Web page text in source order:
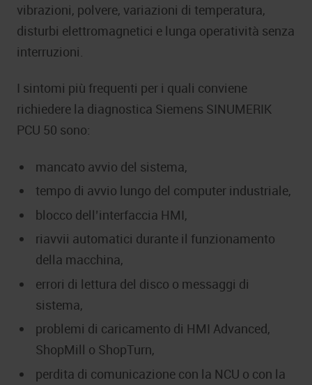
vibrazioni, polvere, variazioni di temperatura,
disturbi elettromagnetici e lunga operatività senza
interruzioni.
I sintomi più frequenti per i quali conviene
richiedere la diagnostica Siemens SINUMERIK
PCU 50 sono:
mancato avvio del sistema,
tempo di avvio lungo del computer industriale,
blocco dell’interfaccia HMI,
riavvii automatici durante il funzionamento
della macchina,
errori di lettura del disco o messaggi di
sistema,
problemi di caricamento di HMI Advanced,
ShopMill o ShopTurn,
perdita di comunicazione con la NCU o con la